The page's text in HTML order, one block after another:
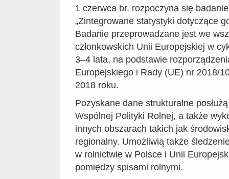
1 czerwca br. rozpoczyna się
„Zintegrowane statystyki dotyczące
Badanie przeprowadzane jest we
członkowskich Unii Europejskiej w
3–4 lata, na podstawie
Europejskiego i Rady (UE) nr 2018/
2018 roku.
Pozyskane dane strukturalne
Wspólnej Polityki Rolnej, a także
innych obszarach takich jak
regionalny. Umożliwią także
w rolnictwie w Polsce i Unii
pomiędzy spisami rolnymi.